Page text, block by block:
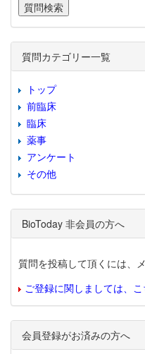
質問カテゴリー一覧
トップ
前臨床
臨床
薬事
アンケート
その他
BioToday 非会員の方へ
質問を投稿して頂くには、
ご登録に関しましては、こ
会員登録がお済みの方へ